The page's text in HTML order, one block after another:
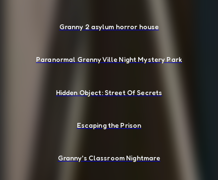
Granny 2 asylum horror house
Paranormal Grenny Ville Night Mystery Park
Hidden Object: Street Of Secrets
Escaping the Prison
Granny's Classroom Nightmare